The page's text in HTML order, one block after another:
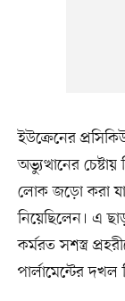
ইউক্রেনের
অভ্যুত্থানের
লোক জড়ো করা
নিয়েছিলেন। এ
কর্মরত সশস্ত্র
পার্লামেন্টের দখল